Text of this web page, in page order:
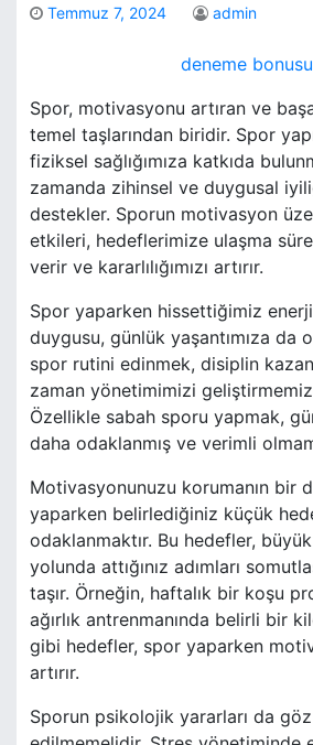
Temmuz 7, 2024 admin
deneme bonusu
Spor, motivasyonu artıran ve
temel taşlarından biridir. Spor
fiziksel sağlığımıza katkıda
zamanda zihinsel ve duygusal
destekler. Sporun motivasyon
etkileri, hedeflerimize ulaşma
verir ve kararlılığımızı artırır.
Spor yaparken hissettiğimiz enerji
duygusu, günlük yaşantımıza da
spor rutini edinmek, disiplin
zaman yönetimimizi
Özellikle sabah sporu yapmak,
daha odaklanmış ve verimli
Motivasyonunuzu korumanın bir
yaparken belirlediğiniz küçük
odaklanmaktır. Bu hedefler,
yolunda attığınız adımları
taşır. Örneğin, haftalık bir koşu
ağırlık antrenmanında belirli bir
gibi hedefler, spor yaparken
artırır.
Sporun psikolojik yararları da göz